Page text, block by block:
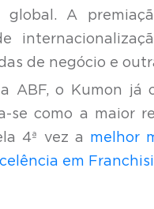
A
de negócio e
ABF, o Kumon já
se como a maior
4ª vez a melhor
em